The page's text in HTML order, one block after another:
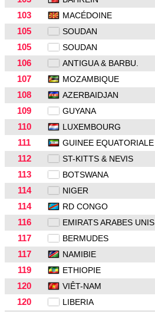
103
MACÉDOINE
105
SOUDAN
105
SOUDAN
106
ANTIGUA & BARBU.
107
MOZAMBIQUE
108
AZERBAIDJAN
109
GUYANA
110
LUXEMBOURG
111
GUINEE EQUATORIALE
112
ST-KITTS & NEVIS
113
BOTSWANA
114
NIGER
114
RD CONGO
116
EMIRATS ARABES UNIS
117
BERMUDES
117
NAMIBIE
119
ETHIOPIE
120
VIÊT-NAM
120
LIBERIA